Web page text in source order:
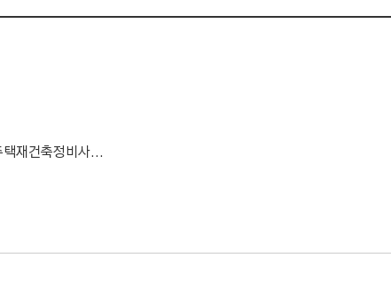
재건축정비사...